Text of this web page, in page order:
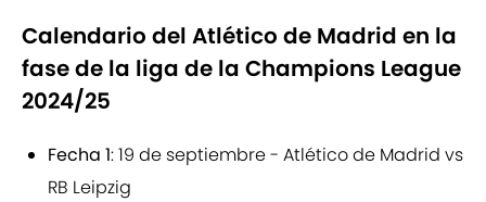
Calendario del Atlético de Madrid en la
fase de la liga de la Champions League
2024/25
Fecha 1: 19 de septiembre - Atlético de Madrid vs
RB Leipzig